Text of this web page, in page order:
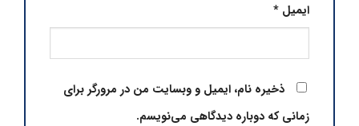
ایمیل*
ذخیره نام، ایمیل و وبسایت من در مرورگر برای
زمانی که دوباره دیدگاهی می‌نویسم.